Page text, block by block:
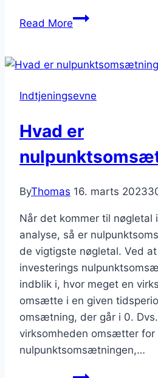
Read MoreHvad
Indtjeningsevne
Hvad er
ByThomas 16. marts 2023
Når det kommer til nøgletal
analyse, så er
de vigtigste nøgletal. Ved
investerings
indblik i, hvor meget en
omsætte i en given
omsætning, der går i 0.
virksomheden omsætter for
nulpunktsomsætningen,…